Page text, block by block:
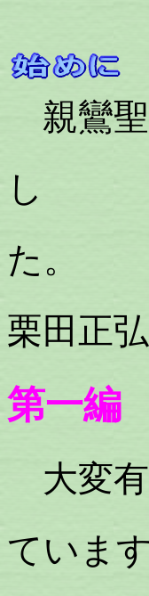
親鸞聖
し
栗田正弘
第一編
大変有
ていま